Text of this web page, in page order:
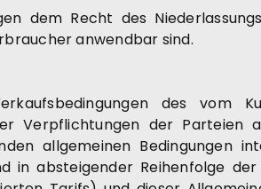
dem Recht des
anwendbar sind.
des
Verpflichtungen der Parteien
allgemeinen Bedingungen
in absteigender Reihenfolge